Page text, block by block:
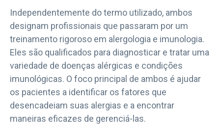
Independentemente do termo utilizado, ambos
designam profissionais que passaram por um
treinamento rigoroso em alergologia e imunologia.
Eles são qualificados para diagnosticar e tratar uma
variedade de doenças alérgicas e condições
imunológicas. O foco principal de ambos é ajudar
os pacientes a identificar os fatores que
desencadeiam suas alergias e a encontrar
maneiras eficazes de gerenciá-las.